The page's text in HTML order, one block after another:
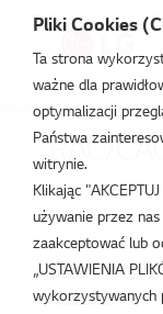
Strefa Klimatyzacji /
RAC/
wrz 23, 2025
Data:23/09/
Godzina:9:00 -
Pliki Cookies
Ta strona
ważne dla
optymalizacji
Państwa
witrynie.
Klikając
używanie przez
zaakceptować lub
„USTAWIENIA
wykorzystywanych